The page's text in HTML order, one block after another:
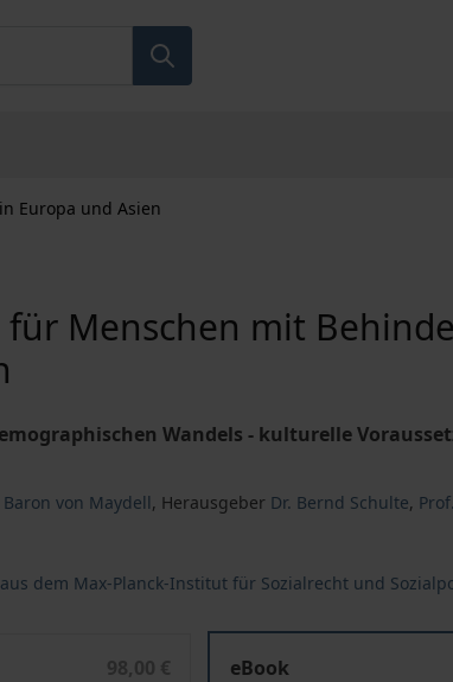
Europa und Asien
für Menschen mit
Wandels - kulturelle
von Maydell, Herausgeber Dr. Bernd Schulte,
dem Max-Planck-Institut für Sozialrecht und
98,00 €
eBook